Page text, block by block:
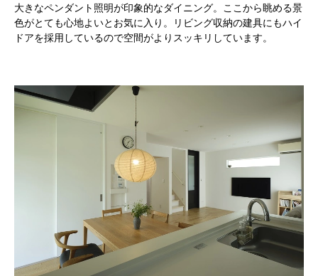
大きなペンダント照明が印象的なダイニング。ここから眺める景
色がとても心地よいとお気に入り。リビング収納の建具にもハイ
ドアを採用しているので空間がよりスッキリしています。